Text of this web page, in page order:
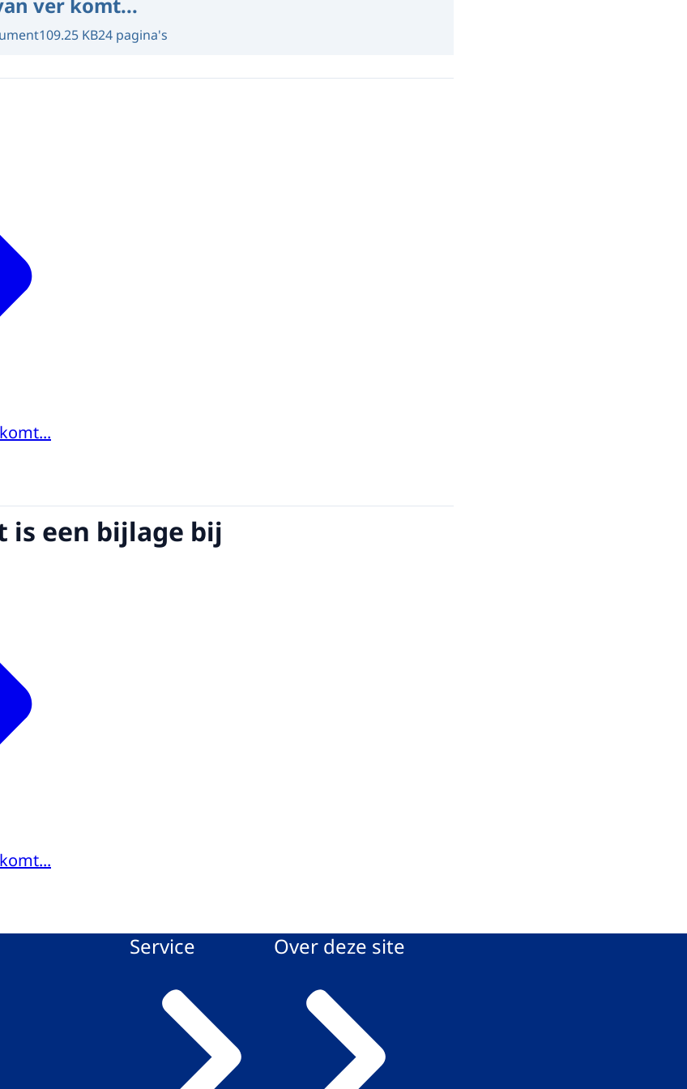
109.25 KB24 pagina's
is een bijlage bij
Service Over deze site